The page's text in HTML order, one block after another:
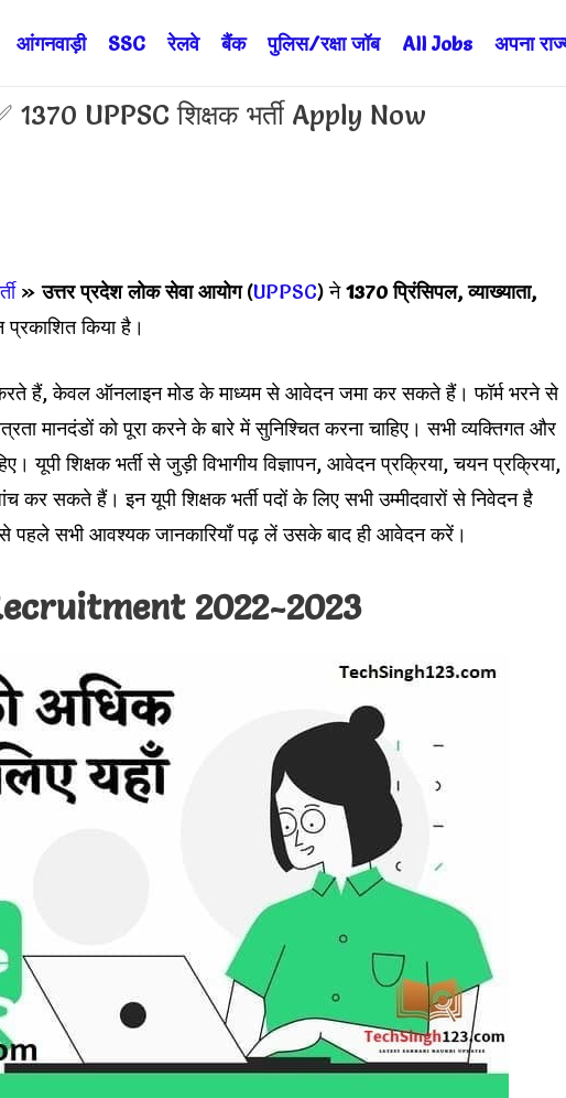
आंगनवाड़ी SSC रेलवे बैंक पुलिस/रक्षा जॉब All Jobs अपना
UPPSC शिक्षक भर्ती Apply Now
» उत्तर प्रदेश लोक सेवा आयोग(UPPSC) ने1370 प्रिंसिपल, व्याख्याता,
किया है।
करते हैं, केवल ऑनलाइन मोड के माध्यम से आवेदन जमा कर सकते हैं। फॉर्म भरने से
मानदंडों को पूरा करने के बारे में सुनिश्चित करना चाहिए। सभी व्यक्तिगत और
यूपी शिक्षक भर्ती से जुड़ी विभागीय विज्ञापन, आवेदन प्रक्रिया, चयन प्रक्रिया,
कर सकते हैं। इन यूपी शिक्षक भर्ती पदों के लिए सभी उम्मीदवारों से निवेदन है
सभी आवश्यक जानकारियाँ पढ़ लें उसके बाद ही आवेदन करें।
2022-2023